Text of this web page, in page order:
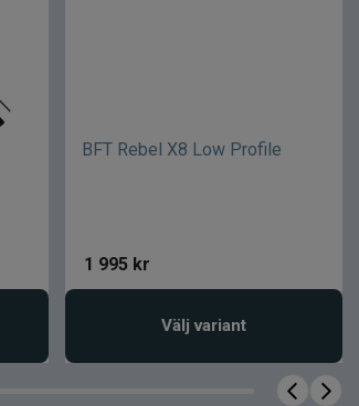
BFT Rebel X8 Low Profile
1 995 kr
Välj variant